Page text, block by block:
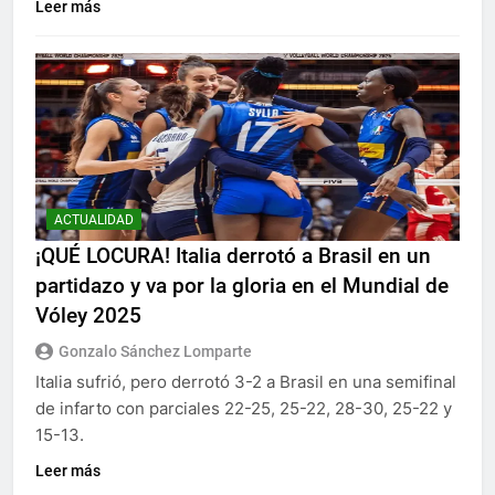
Leer más
ACTUALIDAD
¡QUÉ LOCURA! Italia derrotó a Brasil en un
partidazo y va por la gloria en el Mundial de
Vóley 2025
Gonzalo Sánchez Lomparte
Italia sufrió, pero derrotó 3-2 a Brasil en una semifinal
de infarto con parciales 22-25, 25-22, 28-30, 25-22 y
15-13.
Leer más